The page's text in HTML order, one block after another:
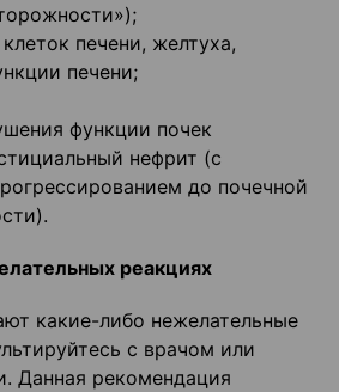
печени, желтуха,
печени;
функции почек
нефрит (с
до почечной
реакциях
какие-либо нежелательные
с врачом или
Данная рекомендация